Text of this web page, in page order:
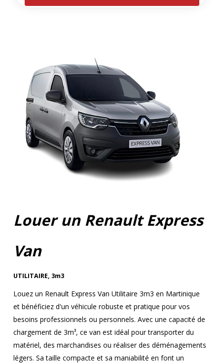
Louer un Renault Express
Van
UTILITAIRE, 3m3
Louez un Renault Express Van Utilitaire 3m3 en Martinique
et bénéficiez d'un véhicule robuste et pratique pour vos
besoins professionnels ou personnels. Avec une capacité de
chargement de 3m³, ce van est idéal pour transporter du
matériel, des marchandises ou réaliser des déménagements
légers. Sa taille compacte et sa maniabilité en font un